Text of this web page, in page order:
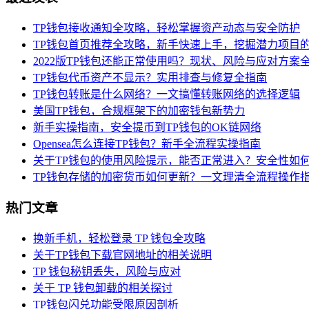
TP钱包接收通知全攻略，轻松掌握资产动态与安全防护
TP钱包首页推荐全攻略，新手快速上手，挖掘潜力项目
2022版TP钱包还能正常使用吗？现状、风险与应对方案
TP钱包代币资产不显示？实用排查与修复全指南
TP钱包转账是什么网络？一文搞懂转账网络的选择逻辑
美国TP钱包，合规框架下的加密钱包新势力
新手实操指南，安全提币到TP钱包的OK链网络
Opensea怎么连接TP钱包？新手全流程实操指南
关于TP钱包的使用风险提示，能否正常进入？安全性如何
TP钱包存储的加密货币如何更新？一文理清全流程操作
热门文章
换新手机，轻松登录 TP 钱包全攻略
关于TP钱包下载官网地址的相关说明
TP 钱包秘钥丢失，风险与应对
关于 TP 钱包卸载的相关探讨
TP钱包闪兑功能受限原因剖析